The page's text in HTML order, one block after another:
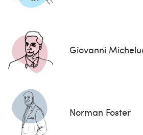
Giovanni
Norman Foster